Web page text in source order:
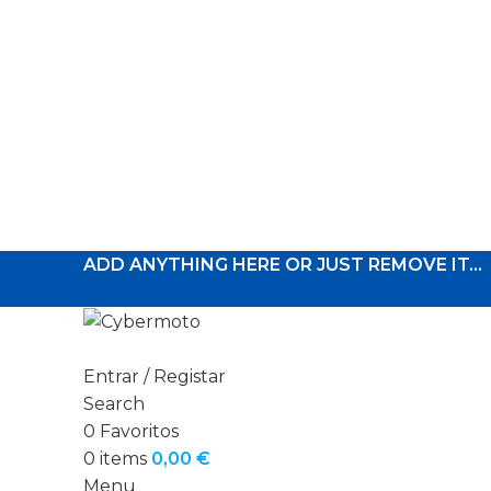
ADD ANYTHING HERE OR JUST REMOVE IT…
Entrar / Registar
Search
0 Favoritos
0 items 0,00 €
Menu